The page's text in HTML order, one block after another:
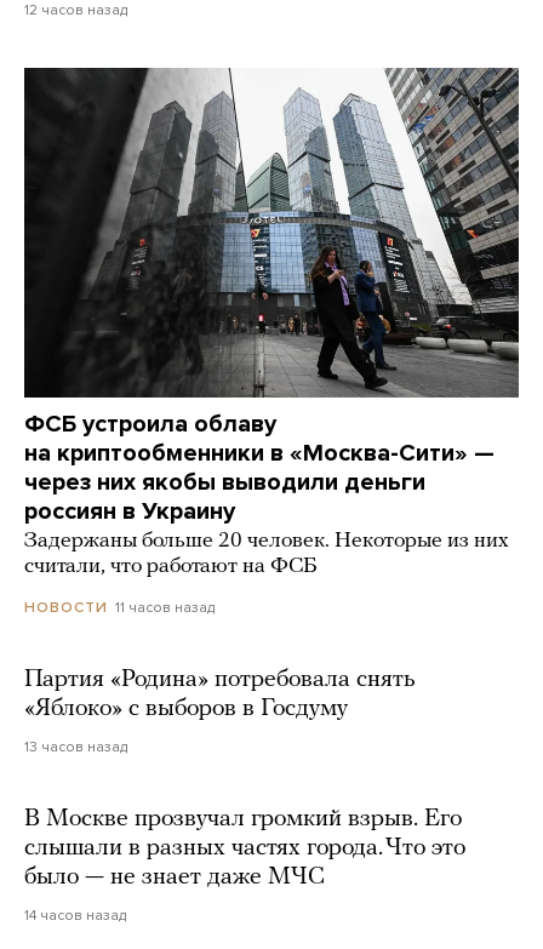
12 часов назад
ФСБ устроила облаву
на криптообменники в «Москва-Сити» —
через них якобы выводили деньги
россиян в Украину
Задержаны больше 20 человек. Некоторые из них
считали, что работают на ФСБ
НОВОСТИ 11 часов назад
Партия «Родина» потребовала снять
«Яблоко» с выборов в Госдуму
13 часов назад
В Москве прозвучал громкий взрыв. Его
слышали в разных частях города. Что это
было — не знает даже МЧС
14 часов назад